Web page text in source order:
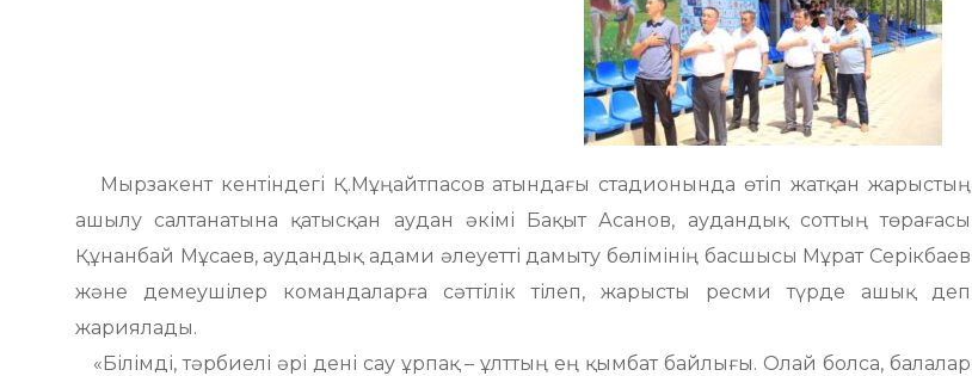
Мырзакент кентіндегі Қ.Мұңайтпасов атындағы стадионында өтіп жатқан жарыстың
ашылу салтанатына қатысқан аудан әкімі Бақыт Асанов, аудандық соттың төрағасы
Құнанбай Мұсаев, аудандық адами әлеуетті дамыту бөлімінің басшысы Мұрат Серікбаев
және демеушілер командаларға сәттілік тілеп, жарысты ресми түрде ашық деп
жариялады.
«Білімді, тәрбиелі әрі дені сау ұрпақ – ұлттың ең қымбат байлығы. Олай болса, балалар